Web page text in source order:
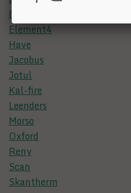
Dru
Element4
Have
Jacobus
Jotul
Kal-fire
Leenders
Morso
Oxford
Reny
Scan
Skantherm